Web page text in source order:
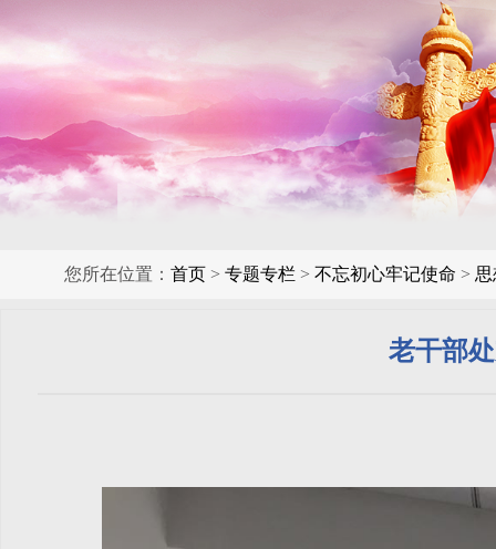
您所在位置： 首页 > 专题专栏 > 不忘初心牢记使命 >
老干部